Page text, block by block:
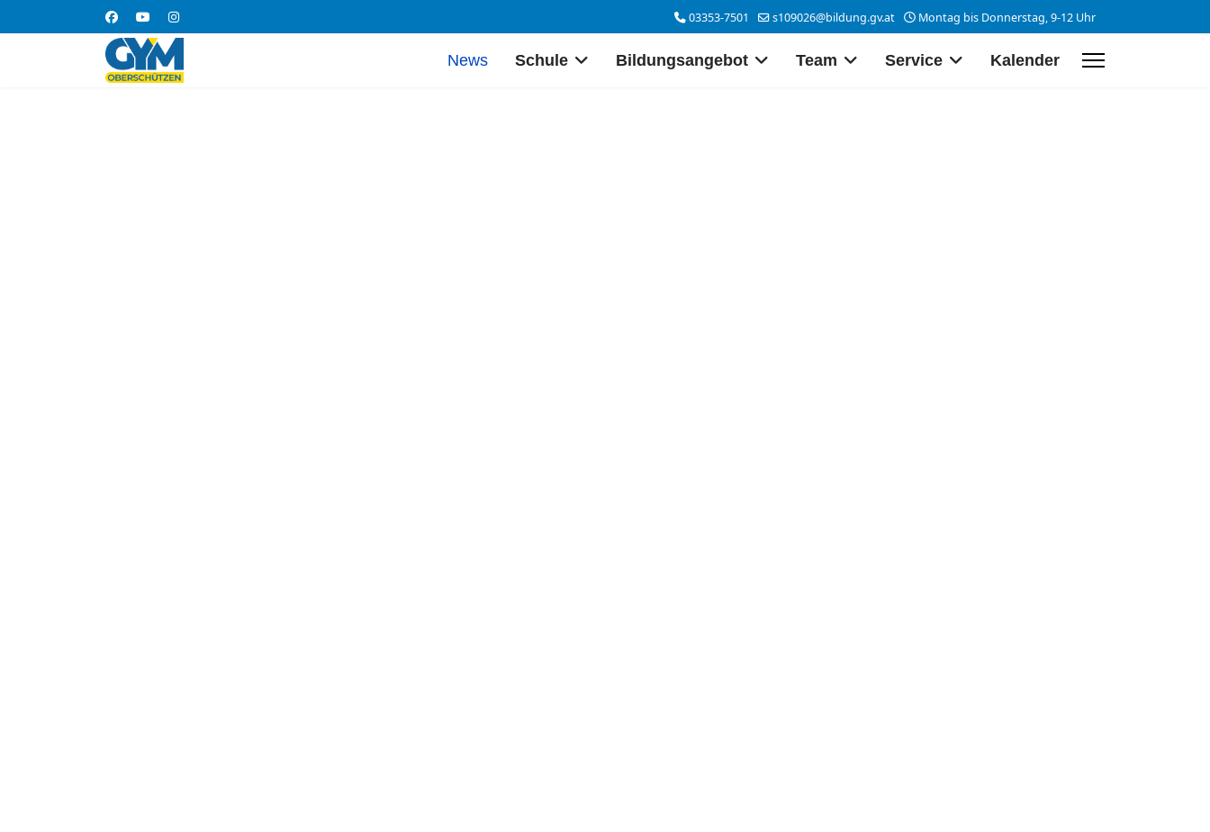
03353-7501 s109026@bildung.gv.at Montag bis Donnerstag, 9-12 Uhr
News Schule Bildungsangebot Team Service Kalender